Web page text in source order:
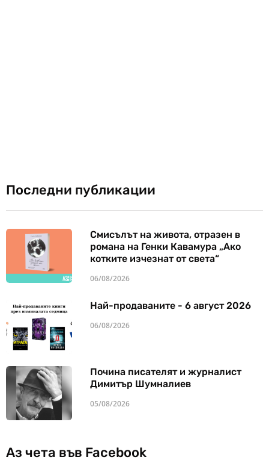
Последни публикации
Смисълът на живота, отразен в
романа на Генки Кавамура „Ако
котките изчезнат от света“
06/08/2026
Най-продаваните - 6 август 2026
06/08/2026
Почина писателят и журналист
Димитър Шумналиев
05/08/2026
Аз чета във Facebook